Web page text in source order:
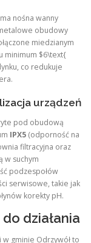
nośna wanny
obudowy
miedzianym
minimum $6\text{
co redukuje
urządzeń
pod obudową
IPX5 (odporność na
filtracyjna oraz
w suchym
podzespołów
serwisowe, takie jak
korekty pH.
działania
gminie Odrzywół to